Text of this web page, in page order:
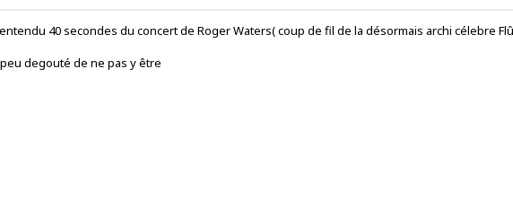
40 secondes du concert de Roger Waters( coup de fil de la désormais archi célebre
degouté de ne pas y être